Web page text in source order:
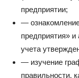
предприятии;
—
предприятия»
учета
— изучение
правильности,